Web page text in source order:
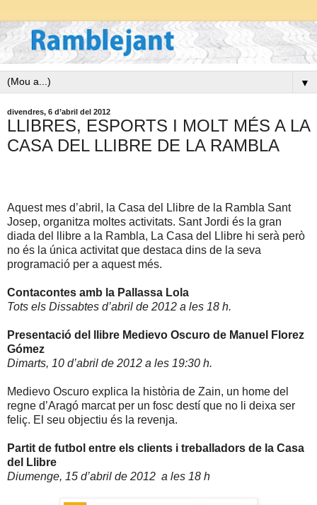
▼
divendres, 6 d’abril del 2012
LLIBRES, ESPORTS I MOLT MÉS A LA
CASA DEL LLIBRE DE LA RAMBLA
Aquest mes d’abril, la Casa del Llibre de la Rambla Sant
Josep, organitza moltes activitats. Sant Jordi és la gran
diada del llibre a la Rambla, La Casa del Llibre hi serà però
no és la única activitat que destaca dins de la seva
programació per a aquest més.
Contacontes amb la Pallassa Lola
Tots els Dissabtes d’abril de 2012 a les 18 h.
Presentació del llibre Medievo Oscuro de Manuel Florez
Gómez
Dimarts, 10 d’abril de 2012 a les 19:30 h.
Medievo Oscuro explica la història de Zain, un home del
regne d’Aragó marcat per un fosc destí que no li deixa ser
feliç. El seu objectiu és la revenja.
Partit de futbol entre els clients i treballadors de la Casa
del Llibre
Diumenge, 15 d’abril de 2012 a les 18 h